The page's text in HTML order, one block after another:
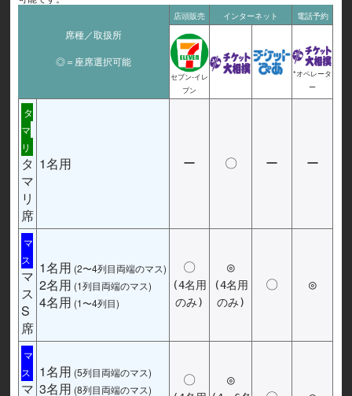
席種／取扱所
◎＝座席選択可能
店頭販売 インターネット 電話予約
セブン-イレ
ブン
*オペレータ
ー
タ
マ
リ
タ
マ
リ
席
1名用 ー 〇 ー ー
マ
ス
マ
ス
S
席
1名用 (2〜4列目両端のマス)
2名用 (1列目両端のマス)
4名用 (1〜4列目)
〇
(4名用
のみ)
◎
(4名用
のみ)
〇 ◎
マ
ス
マ
1名用 (5列目両端のマス)
3名用 (8列目両端のマス)
〇 ◎